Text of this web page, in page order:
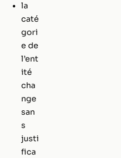
la
caté
gori
e de
l’ent
ité
cha
nge
san
s
justi
fica